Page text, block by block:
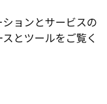
ョンとサービスの
とツールをご覧く